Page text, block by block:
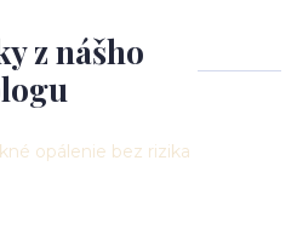
z nášho